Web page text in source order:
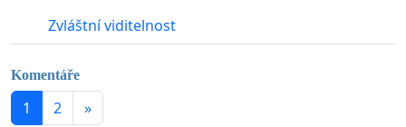
Zvláštní viditelnost
Komentáře
1 2 »